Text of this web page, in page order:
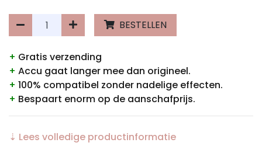
BESTELLEN
+ Gratis verzending
+ Accu gaat langer mee dan origineel.
+ 100% compatibel zonder nadelige effecten.
+ Bespaart enorm op de aanschafprijs.
⇣ Lees volledige productinformatie